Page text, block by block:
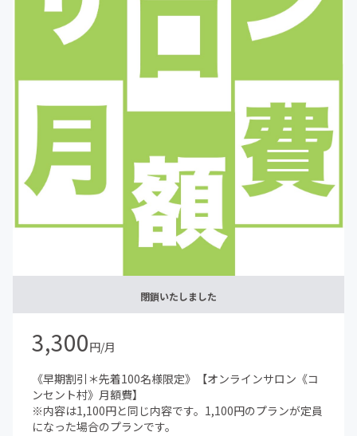
閉鎖いたしました
3,300円/月
《早期割引＊先着100名様限定》【オンラインサロン《コ
ンセント村》月額費】
※内容は1,100円と同じ内容です。1,100円のプランが定員
になった場合のプランです。